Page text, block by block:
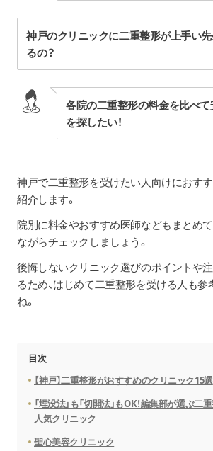
神戸のクリニックに二重整形が上手い
るの？
各院の二重整形の料金を比べ
を探したい！
神戸で二重整形を受けたい人向けにおす
紹介します。
院別に料金やおすすめ医師などもまとめて
ながらチェックしましょう。
後悔しないクリニック選びのポイントや
るため、はじめて二重整形を受ける人も
ね。
目次
【神戸】二重整形がおすすめのクリニック15選
「埋没法」も「切開法」もOK！編集部が選ぶ
人気クリニック
聖心美容クリニック